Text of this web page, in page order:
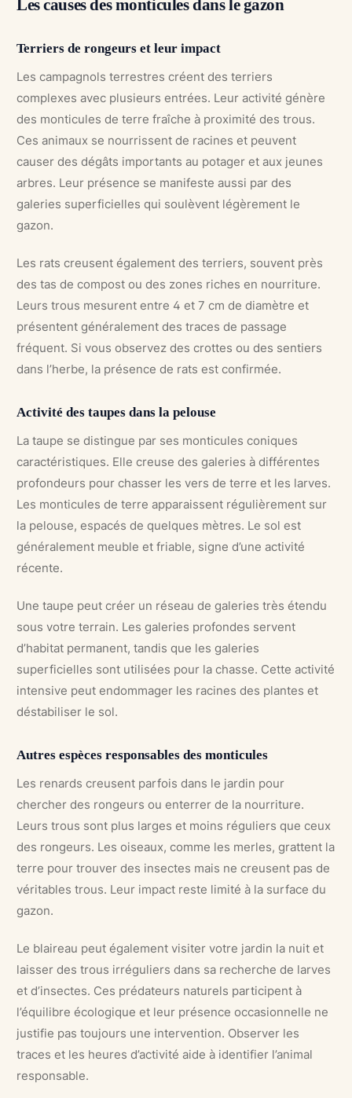
Les causes des monticules dans le gazon
Terriers de rongeurs et leur impact
Les campagnols terrestres créent des terriers
complexes avec plusieurs entrées. Leur activité génère
des monticules de terre fraîche à proximité des trous.
Ces animaux se nourrissent de racines et peuvent
causer des dégâts importants au potager et aux jeunes
arbres. Leur présence se manifeste aussi par des
galeries superficielles qui soulèvent légèrement le
gazon.
Les rats creusent également des terriers, souvent près
des tas de compost ou des zones riches en nourriture.
Leurs trous mesurent entre 4 et 7 cm de diamètre et
présentent généralement des traces de passage
fréquent. Si vous observez des crottes ou des sentiers
dans l’herbe, la présence de rats est confirmée.
Activité des taupes dans la pelouse
La taupe se distingue par ses monticules coniques
caractéristiques. Elle creuse des galeries à différentes
profondeurs pour chasser les vers de terre et les larves.
Les monticules de terre apparaissent régulièrement sur
la pelouse, espacés de quelques mètres. Le sol est
généralement meuble et friable, signe d’une activité
récente.
Une taupe peut créer un réseau de galeries très étendu
sous votre terrain. Les galeries profondes servent
d’habitat permanent, tandis que les galeries
superficielles sont utilisées pour la chasse. Cette activité
intensive peut endommager les racines des plantes et
déstabiliser le sol.
Autres espèces responsables des monticules
Les renards creusent parfois dans le jardin pour
chercher des rongeurs ou enterrer de la nourriture.
Leurs trous sont plus larges et moins réguliers que ceux
des rongeurs. Les oiseaux, comme les merles, grattent la
terre pour trouver des insectes mais ne creusent pas de
véritables trous. Leur impact reste limité à la surface du
gazon.
Le blaireau peut également visiter votre jardin la nuit et
laisser des trous irréguliers dans sa recherche de larves
et d’insectes. Ces prédateurs naturels participent à
l’équilibre écologique et leur présence occasionnelle ne
justifie pas toujours une intervention. Observer les
traces et les heures d’activité aide à identifier l’animal
responsable.